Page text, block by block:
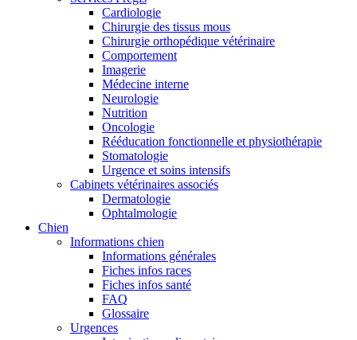
Cardiologie
Chirurgie des tissus mous
Chirurgie orthopédique vétérinaire
Comportement
Imagerie
Médecine interne
Neurologie
Nutrition
Oncologie
Rééducation fonctionnelle et physiothérapie
Stomatologie
Urgence et soins intensifs
Cabinets vétérinaires associés
Dermatologie
Ophtalmologie
Chien
Informations chien
Informations générales
Fiches infos races
Fiches infos santé
FAQ
Glossaire
Urgences